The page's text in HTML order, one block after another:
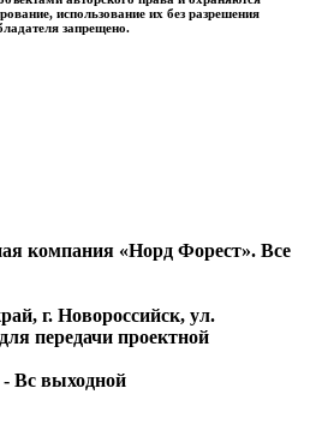
использование их без разрешения
запрещено.
компания «Норд Форест». Все
г. Новороссийск, ул.
передачи проектной
Вс выходной